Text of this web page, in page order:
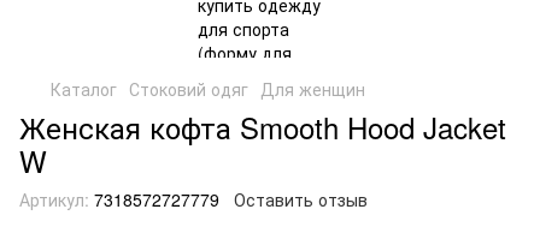
Каталог Стоковий одяг Для женщин
Женская кофта Smooth Hood Jacket
W
Артикул: 7318572727779 Оставить отзыв